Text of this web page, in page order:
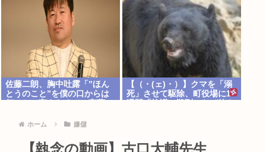
佐藤二朗、胸中吐露「”ほん
とうのこと”を僕の口からは
【（・(ェ)・）】クマを「溺
死」させて駆除、町役場に1
ホーム 嫌儲
【執念の動画】古口大輔先生